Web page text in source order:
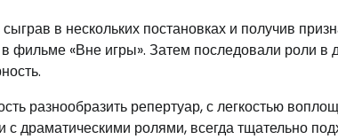
в нескольких постановках и получив
фильме «Вне игры». Затем последовали роли в
разнообразить репертуар, с легкостью
драматическими ролями, всегда тщательно